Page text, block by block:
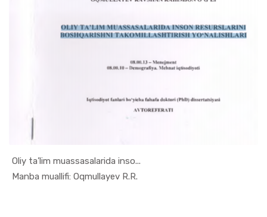
Oliy ta’lim muassasalarida inso...
Manba muallifi: Oqmullayev R.R.
In Monogra...